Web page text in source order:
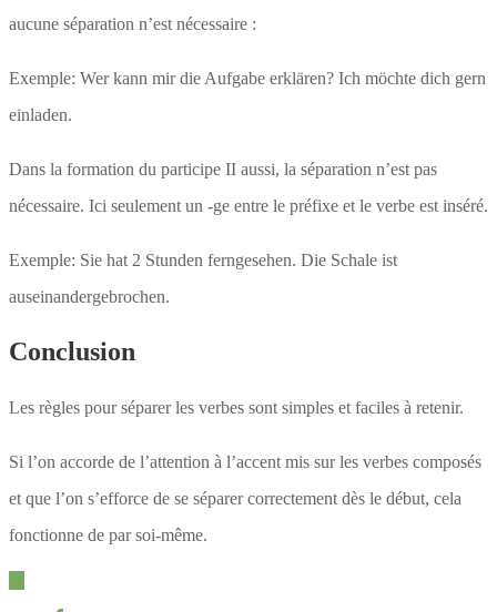
aucune séparation n’est nécessaire :
Exemple: Wer kann mir die Aufgabe erklären? Ich möchte dich gern
einladen.
Dans la formation du participe II aussi, la séparation n’est pas
nécessaire. Ici seulement un -ge entre le préfixe et le verbe est inséré.
Exemple: Sie hat 2 Stunden ferngesehen. Die Schale ist
auseinandergebrochen.
Conclusion
Les règles pour séparer les verbes sont simples et faciles à retenir.
Si l’on accorde de l’attention à l’accent mis sur les verbes composés
et que l’on s’efforce de se séparer correctement dès le début, cela
fonctionne de par soi-même.